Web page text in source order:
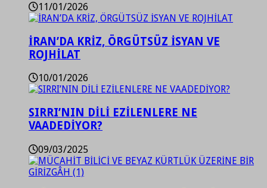
11/01/2026
İRAN’DA KRİZ, ÖRGÜTSÜZ İSYAN VE
ROJHİLAT
10/01/2026
SIRRI’NIN DİLİ EZİLENLERE NE
VAADEDİYOR?
09/03/2025